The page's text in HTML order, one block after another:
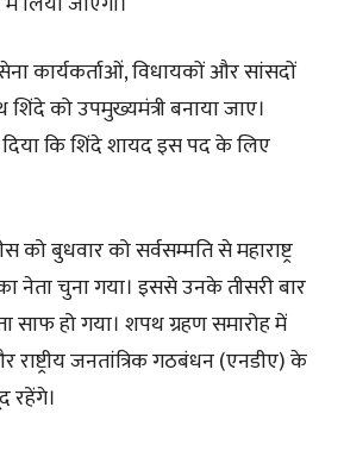
कार्यकर्ताओं, विधायकों और सांसदों
को उपमुख्यमंत्री बनाया जाए।
कि शिंदे शायद इस पद के लिए
बुधवार को सर्वसम्मति से महाराष्ट्र
नेता चुना गया। इससे उनके तीसरी बार
साफ हो गया। शपथ ग्रहण समारोह में
राष्ट्रीय जनतांत्रिक गठबंधन (एनडीए) के
रहेंगे।